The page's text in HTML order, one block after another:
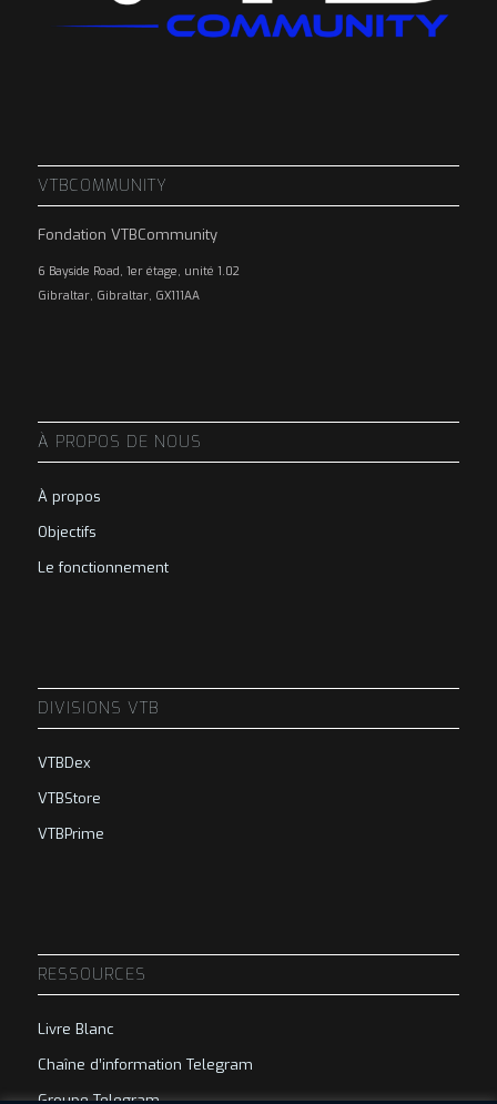
VTBCOMMUNITY
Fondation VTBCommunity
6 Bayside Road, 1er étage, unité 1.02
Gibraltar, Gibraltar, GX111AA
À PROPOS DE NOUS
À propos
Objectifs
Le fonctionnement
DIVISIONS VTB
VTBDex
VTBStore
VTBPrime
RESSOURCES
Livre Blanc
Chaîne d’information Telegram
Groupe Telegram